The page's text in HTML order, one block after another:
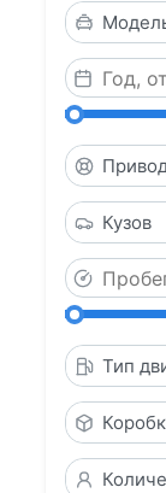
Кузов
Тип